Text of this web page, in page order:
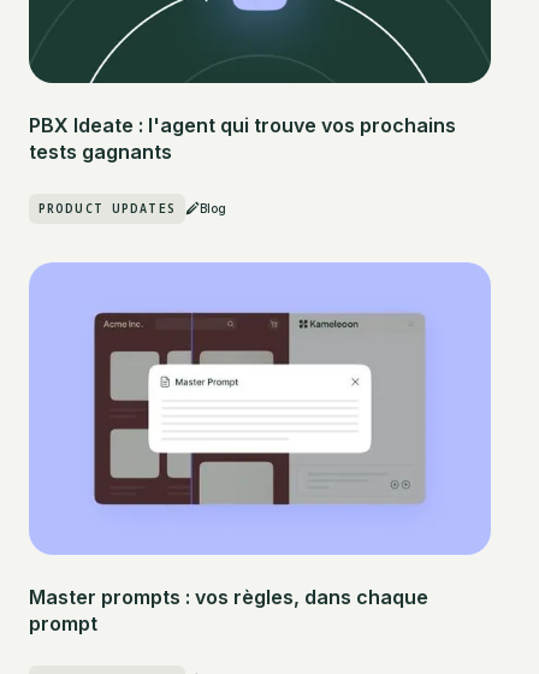
PBX Ideate : l'agent qui trouve vos prochains
tests gagnants
PRODUCT UPDATES Blog
Master prompts : vos règles, dans chaque
prompt